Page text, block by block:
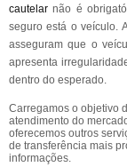
cautelar não é
seguro está o veículo.
asseguram que o
apresenta
dentro do esperado.
Carregamos o objetivo
atendimento do
oferecemos outros
de transferência mais
informações.